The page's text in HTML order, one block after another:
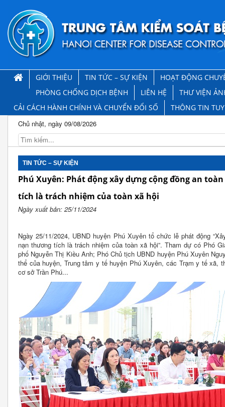
GIỚI THIỆU TIN TỨC – SỰ KIỆN
HOẠT ĐỘNG
PHÒNG CHỐNG DỊCH BỆNH
LIÊN HỆ
THƯ VIỆN
CẢI CÁCH HÀNH CHÍNH VÀ CHUYỂN ĐỔI SỐ
THÔNG TIN
Chủ nhật, ngày 09/08/2026
TIN TỨC – SỰ KIỆN
Phú Xuyên: Phát động xây dựng cộng đồng an
tích là trách nhiệm của toàn xã hội
Ngày xuất bản: 25/11/2024
Ngày 25/11/2024, UBND huyện Phú Xuyên tổ chức lễ phát động
nạn thương tích là trách nhiệm của toàn xã hội”. Tham dự có Phó
phố Nguyễn Thị Kiều Anh; Phó Chủ tịch UBND huyện Phú Xuyên
thể của huyện, Trung tâm y tế huyện Phú Xuyên, các Trạm y tế xã,
cơ sở Trần Phú...